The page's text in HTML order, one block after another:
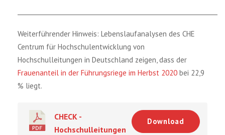
Weiterführender Hinweis: Lebenslaufanalysen des CHE
Centrum für Hochschulentwicklung von
Hochschulleitungen in Deutschland zeigen, dass der
Frauenanteil in der Führungsriege im Herbst 2020 bei 22,9
% liegt.
CHECK -
Hochschulleitungen
Download